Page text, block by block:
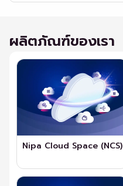
ผลิตภัณฑ์ของเรา
Nipa Cloud Space (NCS)